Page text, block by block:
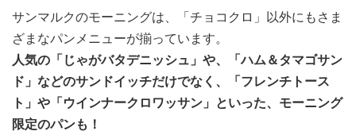
サンマルクのモーニングは、「チョコクロ」以外にもさま
ざまなパンメニューが揃っています。
人気の「じゃがバタデニッシュ」や、「ハム＆タマゴサン
ド」などのサンドイッチだけでなく、「フレンチトース
ト」や「ウインナークロワッサン」といった、モーニング
限定のパンも！